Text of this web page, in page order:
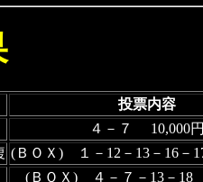
投票内容
４－７ 10,000
(ＢＯＸ) １－12－13－16－
(ＢＯＸ) ４－７－13－18